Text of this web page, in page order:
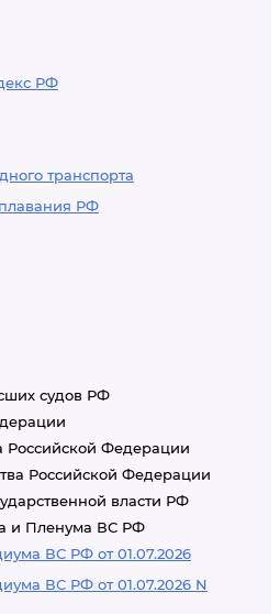
РФ
транспорта
РФ
судов РФ
Российской Федерации
Российской Федерации
власти РФ
и Пленума ВС РФ
ВС РФ от 01.07.2026
ВС РФ от 01.07.2026 N
Российской
Федерации,
комплексов,
объектов, взятых
под охрану
государства, или
культурных
ценностей